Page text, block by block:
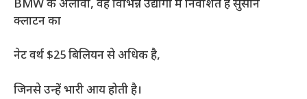
BMW के अलावा, वह विभिन्न उद्योगों में निवेशित हैं सुसान
क्लाटन का
नेट वर्थ $25 बिलियन से अधिक है,
जिनसे उन्हें भारी आय होती है।